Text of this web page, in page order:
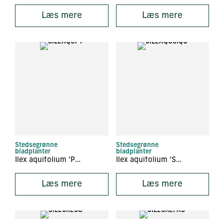
Læs mere Læs mere
Stedsegrønne
bladplanter
Ilex aquifolium ‘Pyramidalis’
Læs mere
Stedsegrønne
bladplanter
Ilex aquifolium ‘Silver Queen’
Læs mere